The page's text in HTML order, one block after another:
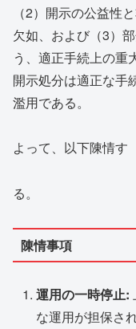
（2）開示の公益性
欠如、および（3）
う、適正手続上の重
開示処分は適正な手
濫用である。
よって、以下陳情す
る。
陳情事項
運用の一時停止:
な運用が担保さ